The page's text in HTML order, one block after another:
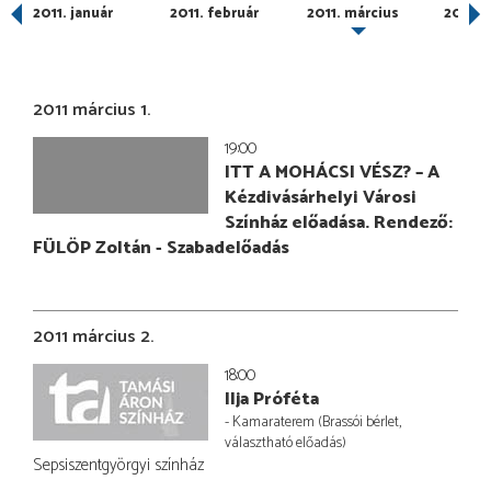
2011. január 2011. február 2011. március 2011.
2011 március 1.
19:00
ITT A MOHÁCSI VÉSZ? – A
Kézdivásárhelyi Városi
Színház előadása. Rendező:
FÜLÖP Zoltán - Szabadelőadás
2011 március 2.
18:00
Ilja Próféta
- Kamaraterem (Brassói bérlet,
választható előadás)
Sepsiszentgyörgyi színház